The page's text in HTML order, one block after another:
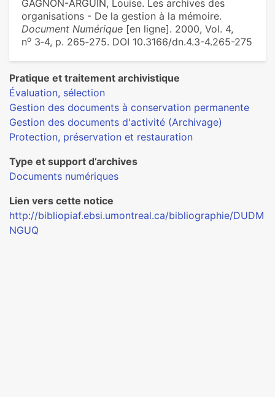
GAGNON-ARGUIN, Louise. Les archives des
organisations - De la gestion à la mémoire.
Document Numérique [en ligne]. 2000, Vol. 4,
no 3‑4, p. 265‑275. DOI 10.3166/dn.4.3-4.265-275
Pratique et traitement archivistique
Évaluation, sélection
Gestion des documents à conservation permanente
Gestion des documents d'activité (Archivage)
Protection, préservation et restauration
Type et support d’archives
Documents numériques
Lien vers cette notice
http://bibliopiaf.ebsi.umontreal.ca/bibliographie/DUDM
NGUQ